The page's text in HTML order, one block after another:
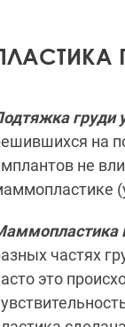
груди
на
не
частях
это